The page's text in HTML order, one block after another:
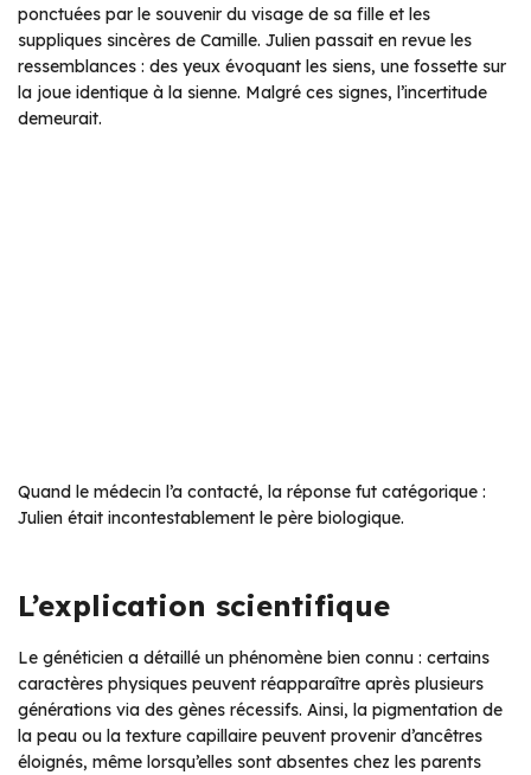
ponctuées par le souvenir du visage de sa fille et les
suppliques sincères de Camille. Julien passait en revue les
ressemblances : des yeux évoquant les siens, une fossette sur
la joue identique à la sienne. Malgré ces signes, l’incertitude
demeurait.
Quand le médecin l’a contacté, la réponse fut catégorique :
Julien était incontestablement le père biologique.
L’explication scientifique
Le généticien a détaillé un phénomène bien connu : certains
caractères physiques peuvent réapparaître après plusieurs
générations via des gènes récessifs. Ainsi, la pigmentation de
la peau ou la texture capillaire peuvent provenir d’ancêtres
éloignés, même lorsqu’elles sont absentes chez les parents